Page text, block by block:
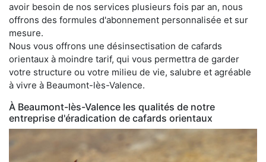
avoir besoin de nos services plusieurs fois par an, nous
offrons des formules d'abonnement personnalisée et sur
mesure.
Nous vous offrons une désinsectisation de cafards
orientaux à moindre tarif, qui vous permettra de garder
votre structure ou votre milieu de vie, salubre et agréable
à vivre à Beaumont-lès-Valence.
À Beaumont-lès-Valence les qualités de notre
entreprise d'éradication de cafards orientaux